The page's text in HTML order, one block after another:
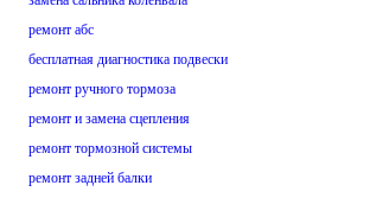
ремонт абс
бесплатная диагностика подвески
ремонт ручного тормоза
ремонт и замена сцепления
ремонт тормозной системы
ремонт задней балки